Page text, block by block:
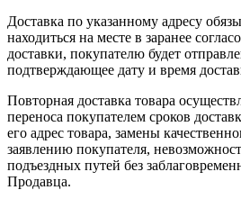
Доставка по указанному адресу
находиться на месте в заранее
доставки, покупателю будет
подтверждающее дату и время
Повторная доставка товара
переноса покупателем сроков
его адрес товара, замены
заявлению покупателя,
подъездных путей без
Продавца.